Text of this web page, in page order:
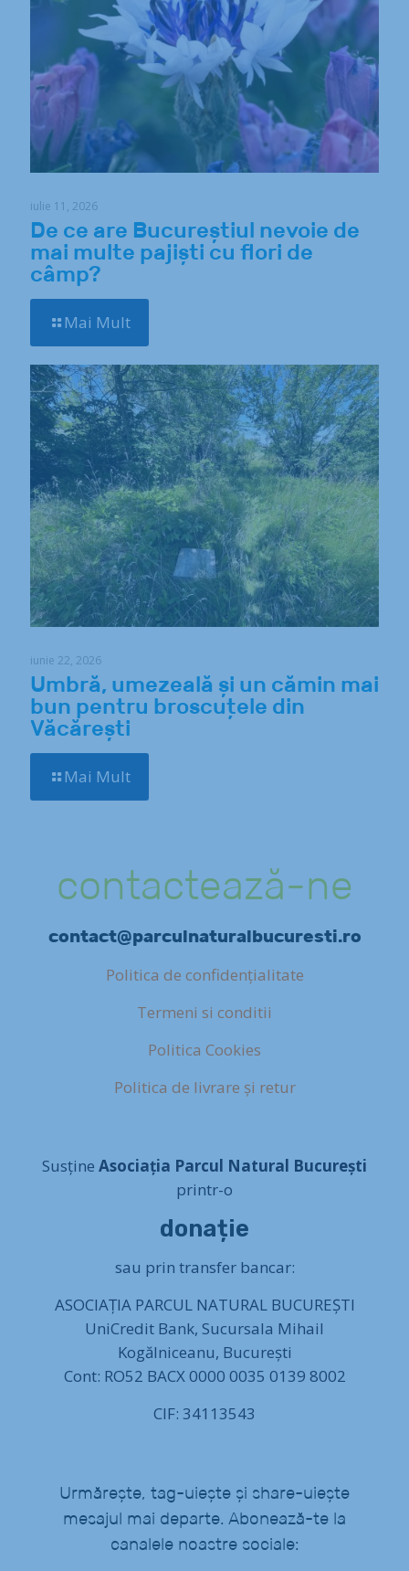
iulie 11, 2026
De ce are Bucureștiul nevoie de
mai multe pajiști cu flori de
câmp?
Mai Mult
iunie 22, 2026
Umbră, umezeală și un cămin mai
bun pentru broscuțele din
Văcărești
Mai Mult
contactează-ne
contact@parculnaturalbucuresti.ro
Politica de confidențialitate
Termeni si conditii
Politica Cookies
Politica de livrare și retur
Susține Asociația Parcul Natural București
printr-o
donație
sau prin transfer bancar:
ASOCIAȚIA PARCUL NATURAL BUCUREȘTI
UniCredit Bank, Sucursala Mihail
Kogălniceanu, București
Cont: RO52 BACX 0000 0035 0139 8002
CIF: 34113543
Urmărește, tag-uiește și share-uiește
mesajul mai departe. Abonează-te la
canalele noastre sociale: